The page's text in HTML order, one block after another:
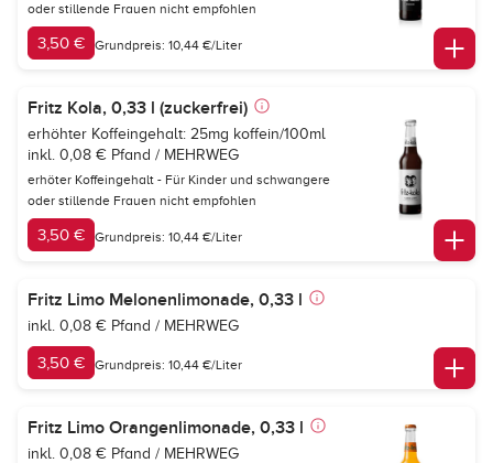
oder stillende Frauen nicht empfohlen
3,50 € Grundpreis: 10,44 €/Liter
Fritz Kola, 0,33 l (zuckerfrei)
erhöhter Koffeingehalt: 25mg koffein/100ml
inkl. 0,08 € Pfand / MEHRWEG
erhöter Koffeingehalt - Für Kinder und schwangere
oder stillende Frauen nicht empfohlen
3,50 € Grundpreis: 10,44 €/Liter
Fritz Limo Melonenlimonade, 0,33 l
inkl. 0,08 € Pfand / MEHRWEG
3,50 € Grundpreis: 10,44 €/Liter
Fritz Limo Orangenlimonade, 0,33 l
inkl. 0,08 € Pfand / MEHRWEG